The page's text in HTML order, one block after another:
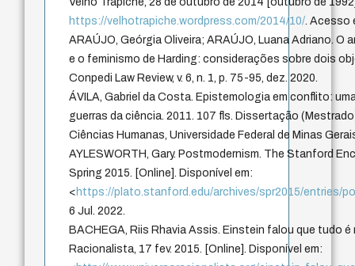
https://velhotrapiche.wordpress.com/2014/10/. Acesso
ARAÚJO, Geórgia Oliveira; ARAÚJO, Luana Adriano.
e o feminismo de Harding: considerações sobre dois
Conpedi Law Review, v. 6, n. 1, p. 75-95, dez. 2020.
ÁVILA, Gabriel da Costa. Epistemologia em conflito:
guerras da ciência. 2011. 107 fls. Dissertação
Ciências Humanas, Universidade Federal de Minas
AYLESWORTH, Gary. Postmodernism. The Stanford
Spring 2015. [Online]. Disponível em:
< https://plato.stanford.edu/archives/spr2015/entries/
6 Jul. 2022.
BACHEGA, Riis Rhavia Assis. Einstein falou que tudo
Racionalista, 17 fev. 2015. [Online]. Disponível em: